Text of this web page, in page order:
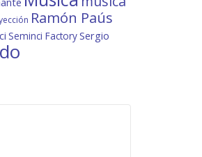
Ramón Paús
Seminci FactorySergio